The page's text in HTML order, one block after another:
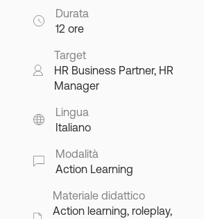
Durata
12 ore
Target
HR Business Partner, HR
Manager
Lingua
Italiano
Modalità
Action Learning
Materiale didattico
Action learning, roleplay,